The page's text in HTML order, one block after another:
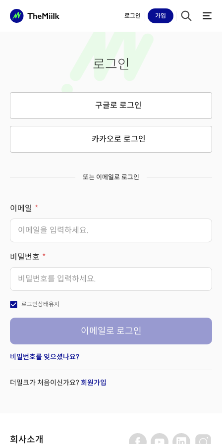
로그인 가입
로그인
구글로 로그인
카카오로 로그인
또는 이메일로 로그인
이메일
비밀번호
check_box 로그인상태유지
이메일로 로그인
비밀번호를 잊으셨나요?
더밀크가 처음이신가요? 회원가입
회사소개